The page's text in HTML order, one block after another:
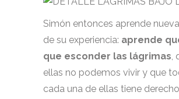
Simón entonces aprende
de su experiencia: aprende
que esconder las lágrimas,
ellas no podemos vivir y que
cada una de ellas tiene